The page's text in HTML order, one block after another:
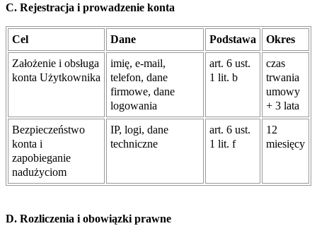
C. Rejestracja i prowadzenie konta
Cel Dane Podstawa
Okres
Założenie i obsługa
konta Użytkownika
imię, e-mail,
telefon, dane
firmowe, dane
logowania
art. 6 ust.
1 lit. b
czas
trwania
umowy
+ 3 lata
Bezpieczeństwo
konta i
zapobieganie
nadużyciom
IP, logi, dane
techniczne
art. 6 ust.
1 lit. f
12
miesięcy
D. Rozliczenia i obowiązki prawne